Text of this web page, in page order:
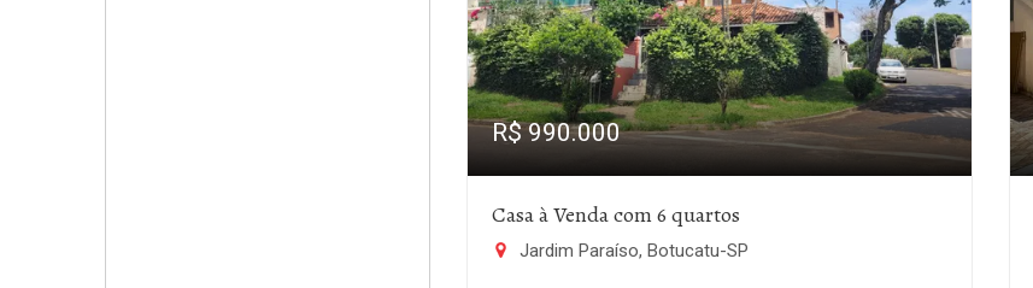
R$ 990.000
Casa à Venda com 6 quartos
Jardim Paraíso, Botucatu-SP